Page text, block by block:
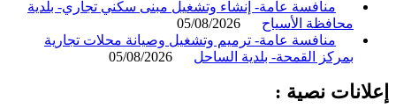
منافسة عامة- إنشاء وتشغيل مبنى سكني تجاري- بلدية
محافظة الأسياح
05/08/2026
منافسة عامة- ترميم وتشغيل وصيانة محلات تجارية
بمركز القمحة- بلدية الساحل
05/08/2026
نصية :